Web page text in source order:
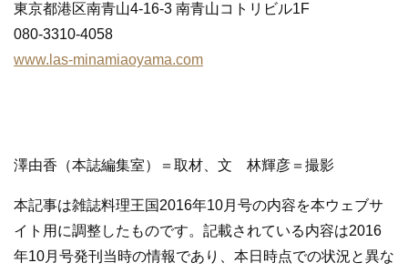
東京都港区南青山4-16-3 南青山コトリビル1F
080-3310-4058
www.las-minamiaoyama.com
澤由香（本誌編集室）＝取材、文 林輝彦＝撮影
本記事は雑誌料理王国2016年10月号の内容を本ウェブサ
イト用に調整したものです。記載されている内容は2016
年10月号発刊当時の情報であり、本日時点での状況と異な